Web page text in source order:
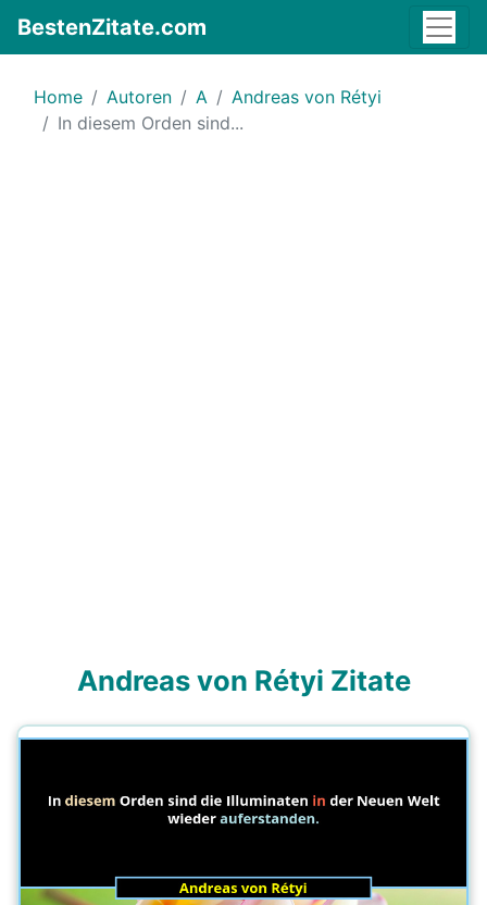
BestenZitate.com
Home Autoren A
Andreas von Rétyi
In diesem Orden sind...
Andreas von Rétyi Zitate